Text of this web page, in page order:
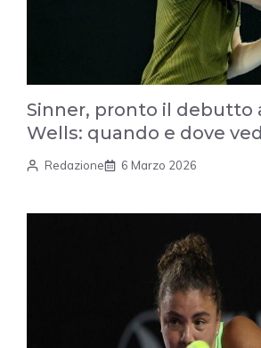
Sinner, pronto il debutto
Wells: quando e dove
Redazione 6 Marzo 2026